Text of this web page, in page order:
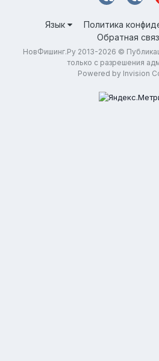
Язык
Политика
Обратная
НовФишинг.Ру 2013-2026 ©
только с разрешения
Powered by Invision